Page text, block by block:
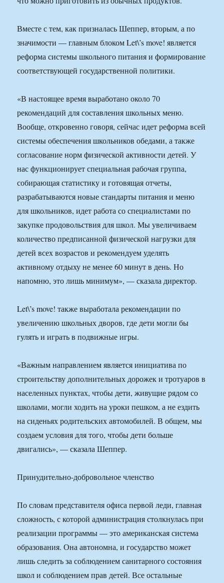
Вместе с тем, как призналась Шеппер, вторым, а по
значимости — главным блоком Let\’s move! является
реформа системы школьного питания и формирование
соответствующей государственной политики.
«В настоящее время выработано около 70
рекомендаций для составления школьных меню.
Вообще, откровенно говоря, сейчас идет реформа всей
системы обеспечения школьников обедами, а также
согласование норм физической активности детей. У
нас функционирует специальная рабочая группа,
собирающая статистику и готовящая отчеты,
разрабатываются новые стандарты питания и меню
для школьников, идет работа со специалистами по
закупке продовольствия для школ. Мы увеличиваем
количество предписанной физической нагрузки для
детей всех возрастов и рекомендуем уделять
активному отдыху не менее 60 минут в день. Но
напомню, это лишь минимум», — сказала директор.
Let\’s move! также выработала рекомендации по
увеличению школьных дворов, где дети могли бы
гулять и играть в подвижные игры.
«Важным направлением является инициатива по
строительству дополнительных дорожек и тротуаров в
населенных пунктах, чтобы дети, живущие рядом со
школами, могли ходить на уроки пешком, а не ездить
на сиденьях родительских автомобилей. В общем, мы
создаем условия для того, чтобы дети больше
двигались», — сказала Шеппер.
Принудительно-добровольное членство
По словам представителя офиса первой леди, главная
сложность, с которой администрация столкнулась при
реализации программы — это американская система
образования. Она автономна, и государство может
лишь следить за соблюдением санитарного состояния
школ и соблюдением прав детей. Все остальные